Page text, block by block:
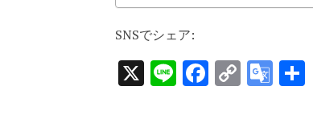
SNSでシェア:
X LineFacebook
Copy 共